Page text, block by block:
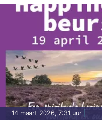
14 maart 2026, 7:31 uur